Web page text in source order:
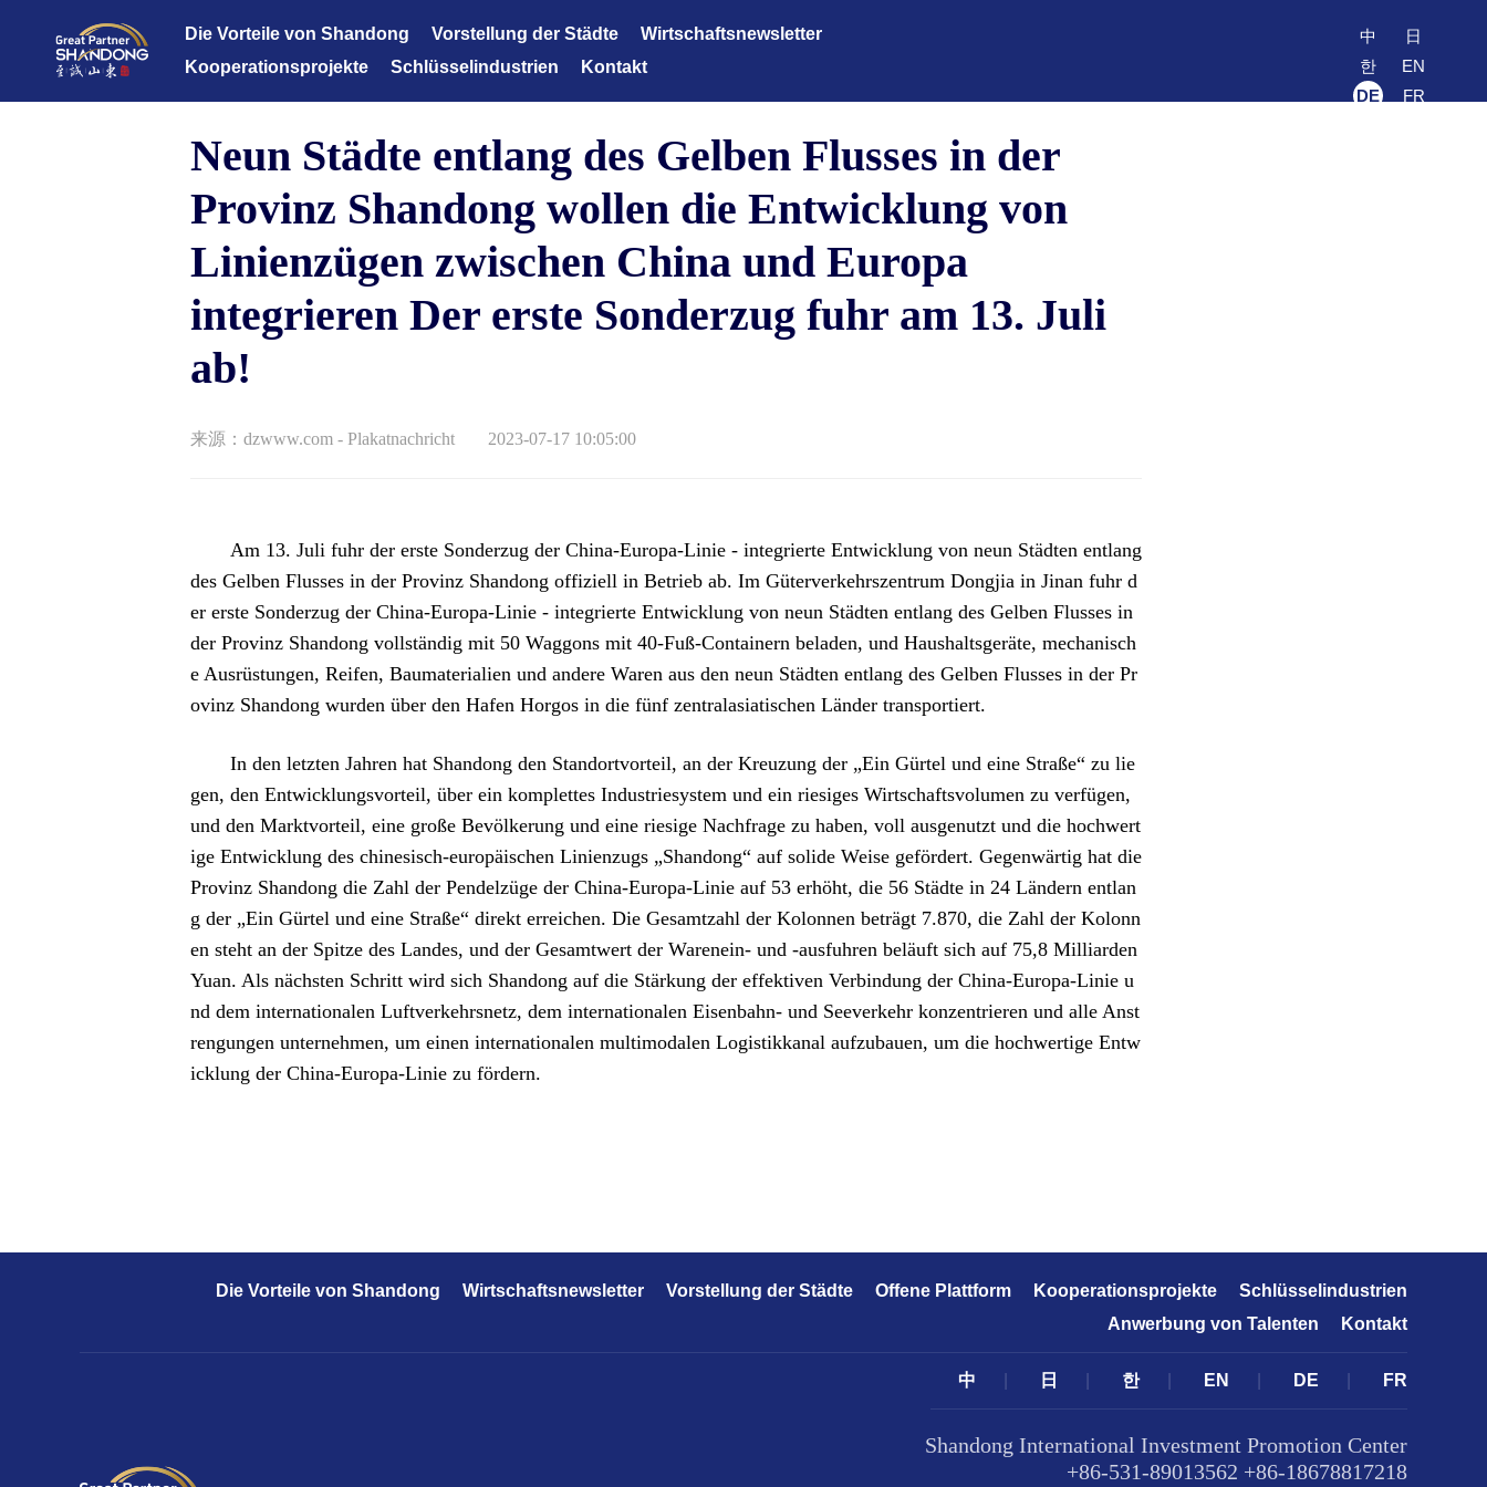
Die Vorteile von Shandong Vorstellung der Städte Wirtschaftsnewsletter
Kooperationsprojekte
Datenbank für Kooperationsprojekte
Schlüsselindustrien
Informationstechnologie der neuen Generation
Fortgeschrittene Ausrüstungen
erneuerbare Energien und neue Materialien
Moderne Ozeane
Gesundheitspflege und medizinische Versorgung
Fortgeschrittene Chemieindustrie
Moderne Finanzdienstleistungen
Kontakt
中
日
한
EN
DE
FR
Neun Städte entlang des Gelben Flusses in der
Provinz Shandong wollen die Entwicklung von
Linienzügen zwischen China und Europa
integrieren Der erste Sonderzug fuhr am 13. Juli
ab!
来源：dzwww.com - Plakatnachricht 2023-07-17 10:05:00
Am 13. Juli fuhr der erste Sonderzug der China-Europa-Linie - integrierte Entwicklung von neun Städten entlang
des Gelben Flusses in der Provinz Shandong offiziell in Betrieb ab. Im Güterverkehrszentrum Dongjia in Jinan fuhr d
er erste Sonderzug der China-Europa-Linie - integrierte Entwicklung von neun Städten entlang des Gelben Flusses in
der Provinz Shandong vollständig mit 50 Waggons mit 40-Fuß-Containern beladen, und Haushaltsgeräte, mechanisch
e Ausrüstungen, Reifen, Baumaterialien und andere Waren aus den neun Städten entlang des Gelben Flusses in der Pr
ovinz Shandong wurden über den Hafen Horgos in die fünf zentralasiatischen Länder transportiert.
In den letzten Jahren hat Shandong den Standortvorteil, an der Kreuzung der „Ein Gürtel und eine Straße“ zu lie
gen, den Entwicklungsvorteil, über ein komplettes Industriesystem und ein riesiges Wirtschaftsvolumen zu verfügen,
und den Marktvorteil, eine große Bevölkerung und eine riesige Nachfrage zu haben, voll ausgenutzt und die hochwert
ige Entwicklung des chinesisch-europäischen Linienzugs „Shandong“ auf solide Weise gefördert. Gegenwärtig hat die
Provinz Shandong die Zahl der Pendelzüge der China-Europa-Linie auf 53 erhöht, die 56 Städte in 24 Ländern entlan
g der „Ein Gürtel und eine Straße“ direkt erreichen. Die Gesamtzahl der Kolonnen beträgt 7.870, die Zahl der Kolonn
en steht an der Spitze des Landes, und der Gesamtwert der Warenein- und -ausfuhren beläuft sich auf 75,8 Milliarden
Yuan. Als nächsten Schritt wird sich Shandong auf die Stärkung der effektiven Verbindung der China-Europa-Linie u
nd dem internationalen Luftverkehrsnetz, dem internationalen Eisenbahn- und Seeverkehr konzentrieren und alle Anst
rengungen unternehmen, um einen internationalen multimodalen Logistikkanal aufzubauen, um die hochwertige Entw
icklung der China-Europa-Linie zu fördern.
Die Vorteile von Shandong Wirtschaftsnewsletter Vorstellung der Städte Offene Plattform Kooperationsprojekte
Schlüsselindustrien
Anwerbung von Talenten
Kontakt
中 日 한 EN DE FR
Shandong International Investment Promotion Center
+86-531-89013562 +86-18678817218